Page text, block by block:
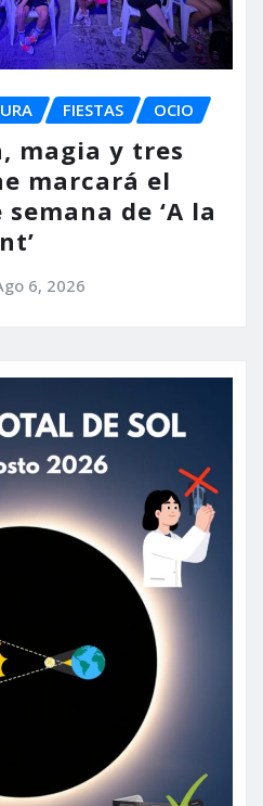
FIESTAS OCIO
magia y tres
marcará el
de ‘A la
6, 2026